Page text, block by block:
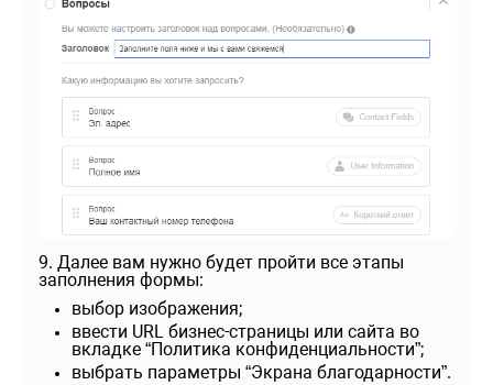
9. Далее вам нужно будет пройти все этапы
заполнения формы:
выбор изображения;
ввести URL бизнес-страницы или сайта во
вкладке “Политика конфиденциальности”;
выбрать параметры “Экрана благодарности”.